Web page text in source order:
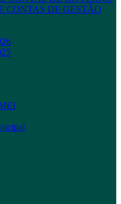
CONTAS DE GESTÃO